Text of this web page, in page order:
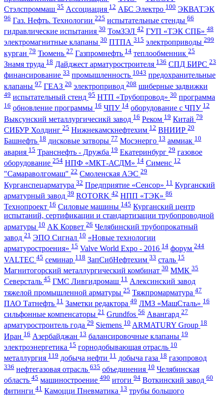
Стэлспроммаш 35 Ассоциация 12 АБС Электро 100 ЭКВАТЭК
96 Газ. Нефть. Технологии 225 испытательные стенды 66
гидравлические испытания 30 ТомЗЭЛ 42 ГУП «ТЭК СПБ» 48
электромагнитные клапаны 30 ПТПА 315 электроприводы 299
курган 79 Тюмень 27 Газпромнефть 14 теплообменник 25
Знамя труда 18 Дайджест арматуростроителя 136 СПД БИРС 23
финансирование 33 промышленность 1043 предохранительные
клапаны 97 ГЕАЗ 20 электропривод 208 шиберные задвижки
49 испытательный стенд 95 НТП «Трубопровод» 30 программа
16 обновление программы 16 ЧПУ 14 оборудование с ЧПУ 12
Выксунский металлургичесикй завод 16 Реком 19 Китай 79
СИБУР Холдинг 25 Нижнекамскнефтехим 12 ВНИИР 20
Башнефть 18 дисковые затворы 77 Мосэнерго 13 аммиак 10
авария 15 Транснефть - Дружба 19 Екатеринбург 29 газовое
оборудование 254 НПФ «МКТ-АСДМ» 14 Сименс 12
"Самараволгомаш" 22 Смоленская АЭС 29
Курганспецарматура 32 Предприятие «Сенсор» 11 Курганский
арматурный завод 39 ROTORK 42 НПП «ТЭК» 86
Технопроект 16 Силовые машины 145 Курганский центр
испытаний, сертификации и стандартизации трубопроводной
арматуры 10 АК Корвет 26 Челябинский трубопрокатный
завод 21 ЭПО Сигнал 10 «Новые технологии
арматуростроения» 15 Valve World Expo - 2016 14 форум 244
VALTEC 45 семинар 118 ЗапСибНефтехим 33 сталь 15
Магнитогорский металлургический комбинат 30 ММК 35
Северсталь 45 ГМС Ливгидромаш 11 Алексинский завод
тяжелой промышленной арматуры 25 Тяжпромарматура 47
ПАО Татнефть 11 Заметки редактора 49 ЛМЗ «МашСталь» 16
сильфонные компенсаторы 21 Grundfos 56 Авангард 27
арматуростроитель года 29 Siemens 10 ARMATURY Group 18
Иран 16 Азербайджан 13 балансировочные клапаны 19
электроэнергетика 15 горнодобывающая отрасль 10
металлургия 119 добыча нефти 11 добыча газа 18 газопровод
336 нефтегазовая отрасль 635 объединения 10 Челябинская
область 45 машиностроение 490 итоги 94 Воткинский завод 60
фитинги 41 Камоцци Пневматика 13 трубы большого